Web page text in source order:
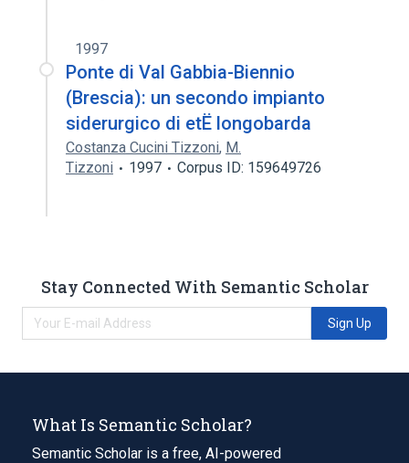
1997
Ponte di Val Gabbia-Biennio
(Brescia): un secondo impianto
siderurgico di etË longobarda
Costanza Cucini Tizzoni, M.
Tizzoni
1997 Corpus ID: 159649726
Stay Connected With Semantic Scholar
Sign Up
What Is Semantic Scholar?
Semantic Scholar is a free, AI-powered